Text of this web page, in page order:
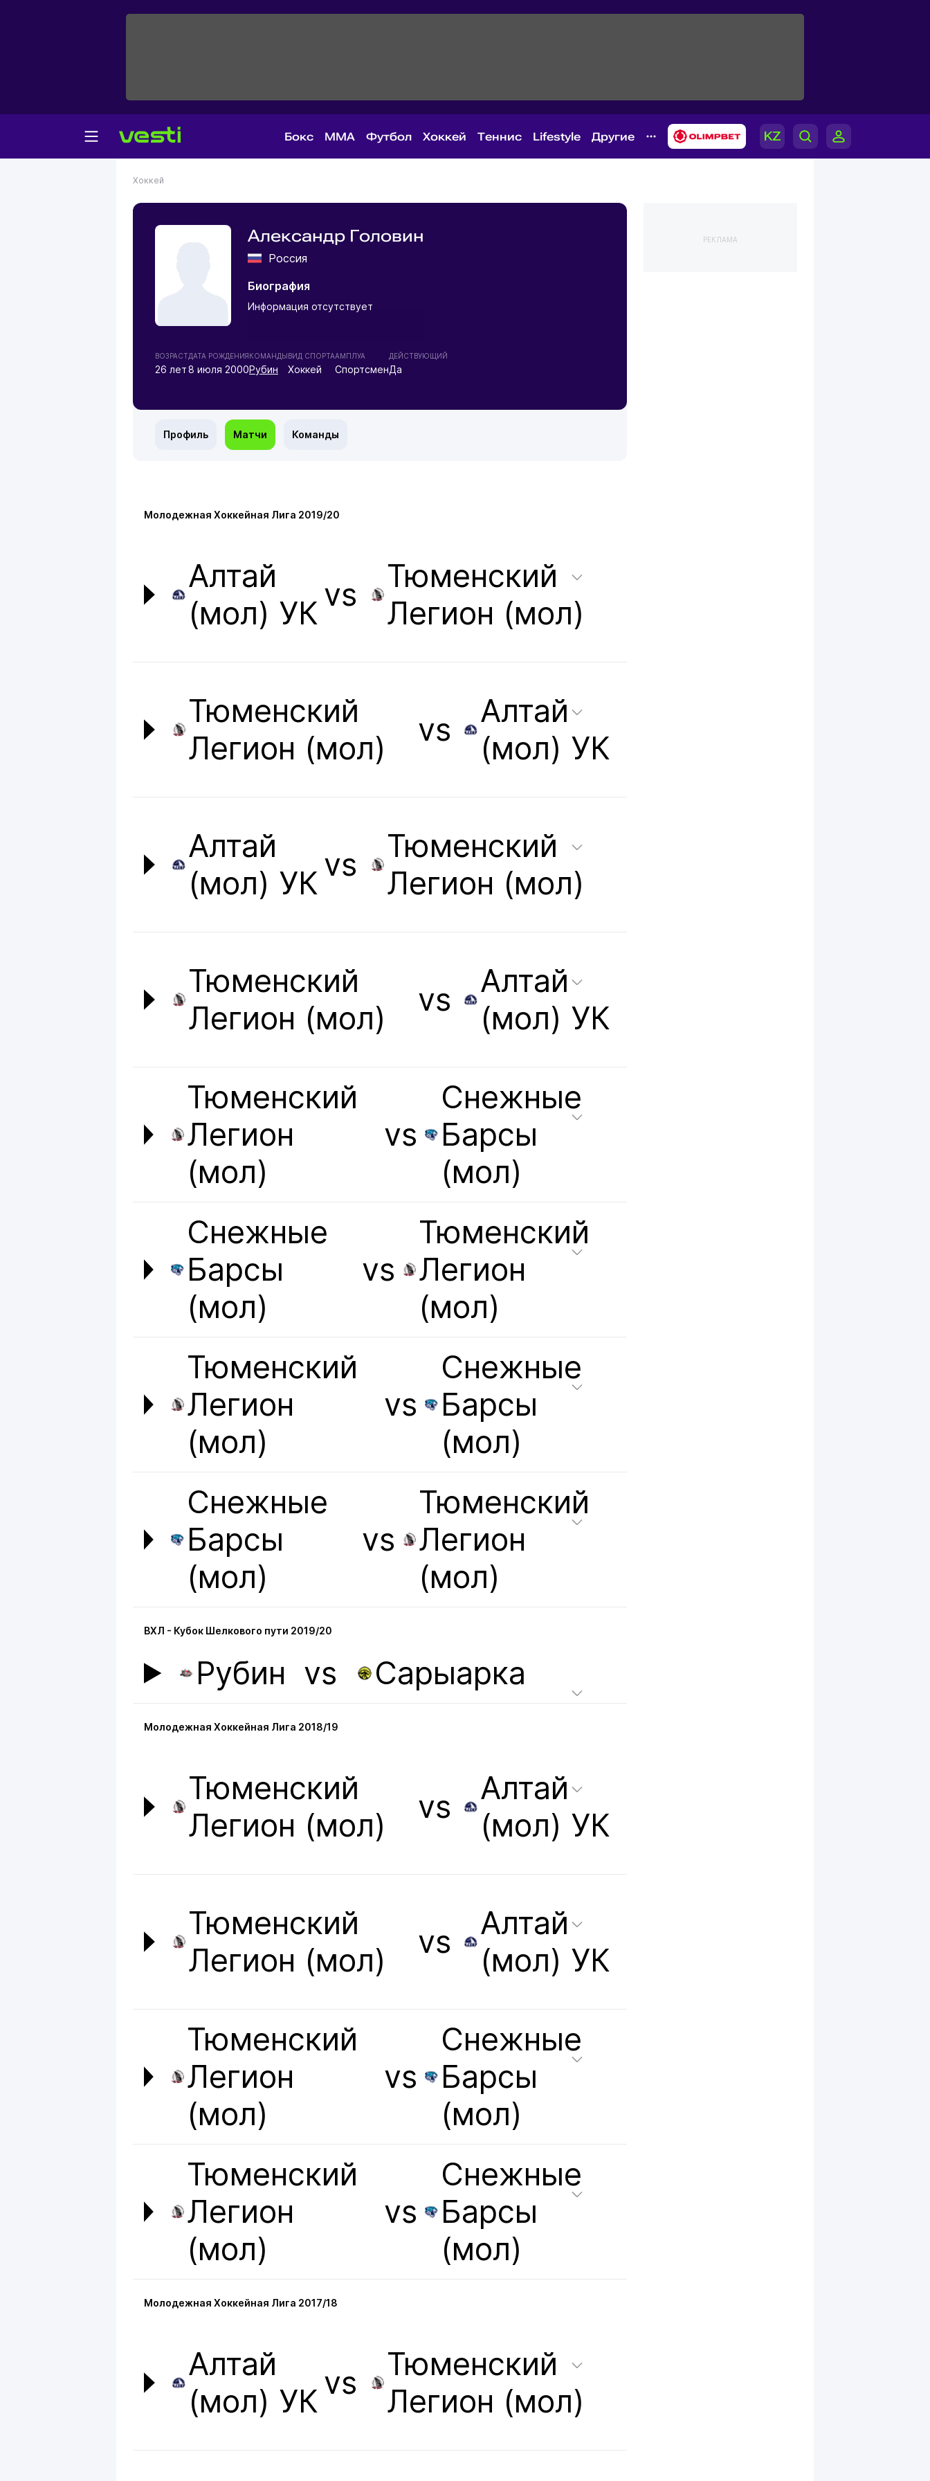
Бокс MMA Футбол Хоккей Теннис Lifestyle Другие
Хоккей
Александр Головин
Россия
Биография
Информация отсутствует
ВОЗРАСТ
26 лет
ДАТА РОЖДЕНИЯ
8 июля 2000
КОМАНДЫ
Рубин
ВИД СПОРТА
Хоккей
АМПЛУА
Спортсмен
ДЕЙСТВУЮЩИЙ
Да
Профиль Матчи Команды
Молодежная Хоккейная Лига 2019/20
Алтай
(мол) УКvs
Тюменский
Легион (мол)
Тюменский
Легион (мол)
vs
Алтай
(мол) УК
Алтай
(мол) УКvs
Тюменский
Легион (мол)
Тюменский
Легион (мол)
vs
Алтай
(мол) УК
Тюменский
Легион
(мол)
vs
Снежные
Барсы
(мол)
Снежные
Барсы
(мол)
vs
Тюменский
Легион
(мол)
Тюменский
Легион
(мол)
vs
Снежные
Барсы
(мол)
Снежные
Барсы
(мол)
vs
Тюменский
Легион
(мол)
ВХЛ - Кубок Шелкового пути 2019/20
Рубин vs Сарыарка
Молодежная Хоккейная Лига 2018/19
Тюменский
Легион (мол)
vs
Алтай
(мол) УК
Тюменский
Легион (мол)
vs
Алтай
(мол) УК
Тюменский
Легион
(мол)
vs
Снежные
Барсы
(мол)
Тюменский
Легион
(мол)
vs
Снежные
Барсы
(мол)
Молодежная Хоккейная Лига 2017/18
Алтай
(мол) УКvs
Тюменский
Легион (мол)
РЕКЛАМА